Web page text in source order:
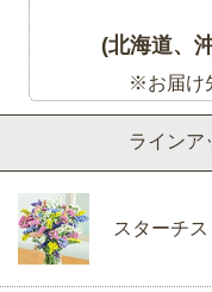
ライン
スターチ
(北海道、
※お届け